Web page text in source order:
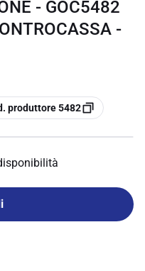
- GOC5482
-
produttore 5482